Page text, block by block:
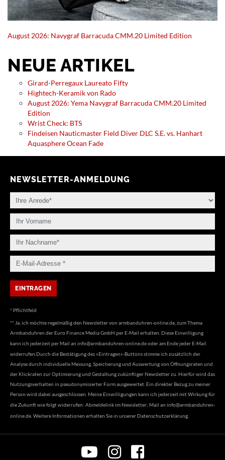
August 2026: Navygraf Barracuda CMM.20 Limited Edition
NEUE ARTIKEL
Girard-Perregaux Laureato Fifty
Hightech-Keramik von Rado
August 2026: Yema Navygraf Barracuda CMM.20 Limited
Edition
Wrist Check: BTS
Findeisen Nauticmaster Field Diver DLC S.E. vs. Hanhart
Aquasphere Ocean Fade
NEWSLETTER-ANMELDUNG
* Pflichtfeld
** Ja, ich möchte regelmäßig den Newsletter von armbanduhren-online.de, zum Thema
Armbanduhren der Euro Finance Media GmbH per E-Mail erhalten. Diese Einwilligung
kann ich jederzeit per Mail an info@armbanduhren-online.deoder am Ende jeder E-Mail
widerrufen.Durch die Bestätigung des «Eintragen»-Buttons stimme ich zusätzlich der
Analyse durch individuelle Messung, Speicherung und Auswertung von Öffnungsraten und
der Klickraten zur Optimierung und Gestaltung zukünftiger Newsletter zu. Hierfür wird das
Nutzungsverhalten in pseudonymisierter Form ausgewertet. Ein direkter Bezug zu meiner
Person wird dabei ausgeschlossen. Meine Einwilligungen kann ich jederzeit mit Wirkung für
die Zukunft wie folgt widerrufen: Abmeldelink im Newsletter; Mail an info@armbanduhren-
online.de. Weitere Informationen erhalten Sie in unserer Datenschutzerklärung.